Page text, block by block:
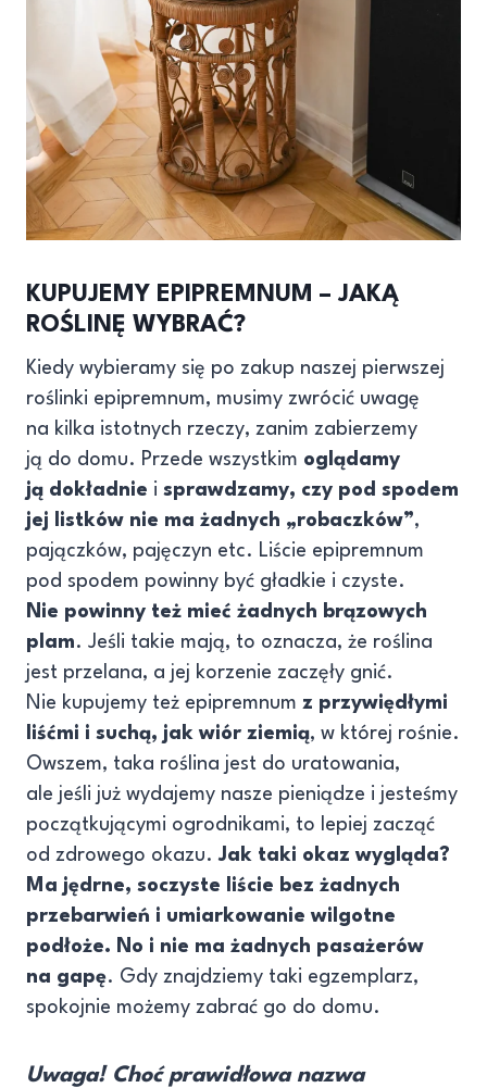
KUPUJEMY EPIPREMNUM – JAKĄ
ROŚLINĘ WYBRAĆ?
Kiedy wybieramy się po zakup naszej pierwszej
roślinki epipremnum, musimy zwrócić uwagę
na kilka istotnych rzeczy, zanim zabierzemy
ją do domu. Przede wszystkim oglądamy
ją dokładnie i sprawdzamy, czy pod spodem
jej listków nie ma żadnych „robaczków”,
pajączków, pajęczyn etc. Liście epipremnum
pod spodem powinny być gładkie i czyste.
Nie powinny też mieć żadnych brązowych
plam. Jeśli takie mają, to oznacza, że roślina
jest przelana, a jej korzenie zaczęły gnić.
Nie kupujemy też epipremnum z przywiędłymi
liśćmi i suchą, jak wiór ziemią, w której rośnie.
Owszem, taka roślina jest do uratowania,
ale jeśli już wydajemy nasze pieniądze i jesteśmy
początkującymi ogrodnikami, to lepiej zacząć
od zdrowego okazu.Jak taki okaz wygląda?
Ma jędrne, soczyste liście bez żadnych
przebarwień i umiarkowanie wilgotne
podłoże. No i nie ma żadnych pasażerów
na gapę. Gdy znajdziemy taki egzemplarz,
spokojnie możemy zabrać go do domu.
Uwaga! Choć prawidłowa nazwa